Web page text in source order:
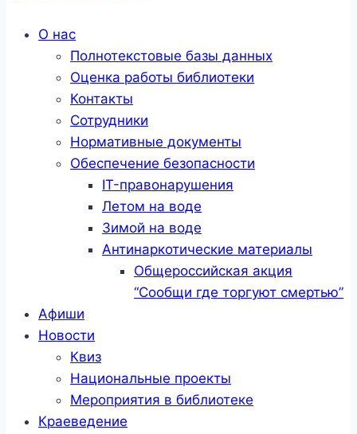
МенюО нас
Полнотекстовые базы данных
Оценка работы библиотеки
Контакты
Сотрудники
Нормативные документы
Обеспечение безопасности
IT-правонарушения
Летом на воде
Зимой на воде
Антинаркотические материалы
Общероссийская акция
“Сообщи где торгуют смертью”
Афиши
Новости
Квиз
Национальные проекты
Мероприятия в библиотеке
Краеведение